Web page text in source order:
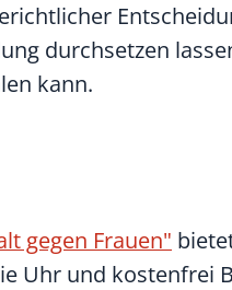
durchsetzen
kann.
gegen Frauen"
Uhr und kostenfrei